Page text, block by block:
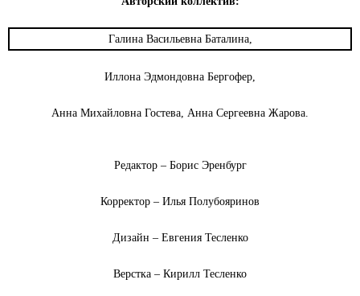
Галина Васильевна Баталина,
Иллона Эдмондовна Бергофер,
Анна Михайловна Гостева, Анна Сергеевна Жарова.
Редактор – Борис Эренбург
Корректор – Илья Полубояринов
Дизайн – Евгения Тесленко
Верстка – Кирилл Тесленко